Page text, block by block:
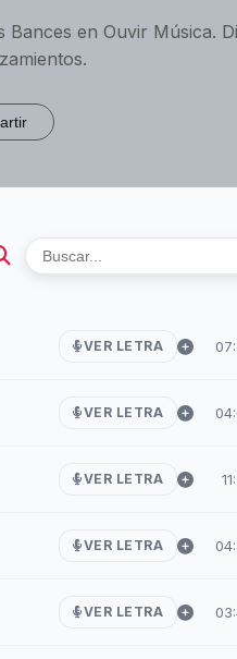
Bances en Ouvir Música.
VER LETRA
VER LETRA
VER LETRA
VER LETRA
VER LETRA